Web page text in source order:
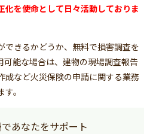
化を使命として日々活動しておりま
できるかどうか、無料で損害調査を
可能な場合は、建物の現場調査報告
成など火災保険の申請に関する業務
。
あなたをサポート